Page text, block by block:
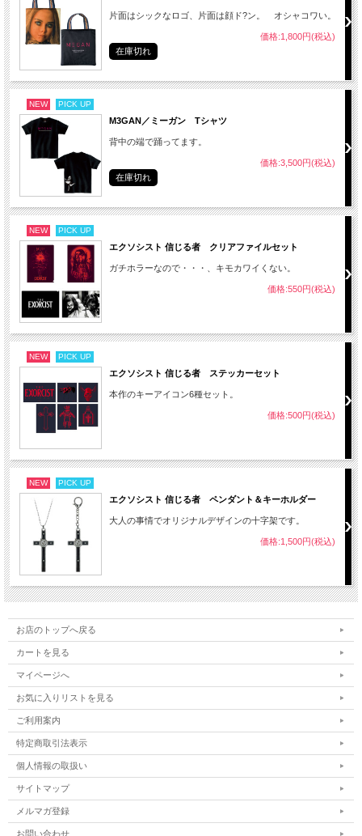
片面はシックなロゴ、片面は顔ド?ン。 オシャコワい。
価格:1,800円(税込)
在庫切れ
NEW PICK UP
M3GAN／ミーガン Tシャツ
背中の端で踊ってます。
価格:3,500円(税込)
在庫切れ
NEW PICK UP
エクソシスト 信じる者 クリアファイルセット
ガチホラーなので・・・、キモカワイくない。
価格:550円(税込)
NEW PICK UP
エクソシスト 信じる者 ステッカーセット
本作のキーアイコン6種セット。
価格:500円(税込)
NEW PICK UP
エクソシスト 信じる者 ペンダント＆キーホルダー
大人の事情でオリジナルデザインの十字架です。
価格:1,500円(税込)
お店のトップへ戻る
カートを見る
マイページへ
お気に入りリストを見る
ご利用案内
特定商取引法表示
個人情報の取扱い
サイトマップ
メルマガ登録
お問い合わせ